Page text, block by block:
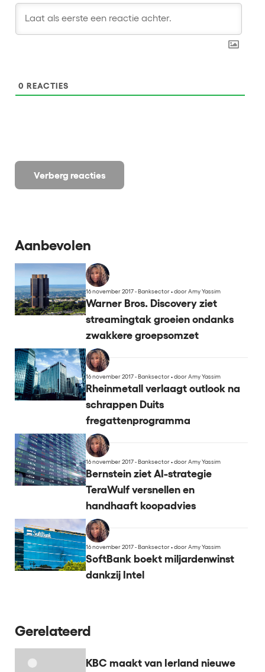
Verberg reacties
0 REACTIES
Aanbevolen
16 november 2017 - Banksector•door Amy Yassim
Warner Bros. Discovery ziet
streamingtak groeien ondanks
zwakkere groepsomzet
16 november 2017 - Banksector•door Amy Yassim
Rheinmetall verlaagt outlook na
schrappen Duits
fregattenprogramma
16 november 2017 - Banksector•door Amy Yassim
Bernstein ziet AI-strategie
TeraWulf versnellen en
handhaaft koopadvies
16 november 2017 - Banksector•door Amy Yassim
SoftBank boekt miljardenwinst
dankzij Intel
Gerelateerd
KBC maakt van Ierland nieuwe